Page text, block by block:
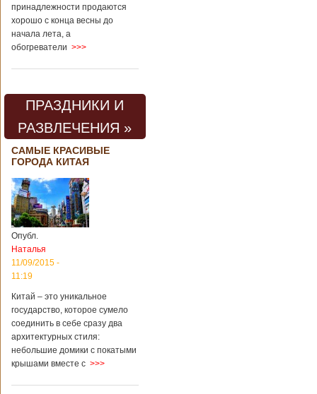
принадлежности продаются
хорошо с конца весны до
начала лета, а
обогреватели >>>
ПРАЗДНИКИ И
РАЗВЛЕЧЕНИЯ »
САМЫЕ КРАСИВЫЕ
ГОРОДА КИТАЯ
Опубл.
Наталья
11/09/2015 -
11:19
Китай – это уникальное
государство, которое сумело
соединить в себе сразу два
архитектурных стиля:
небольшие домики с покатыми
крышами вместе с >>>